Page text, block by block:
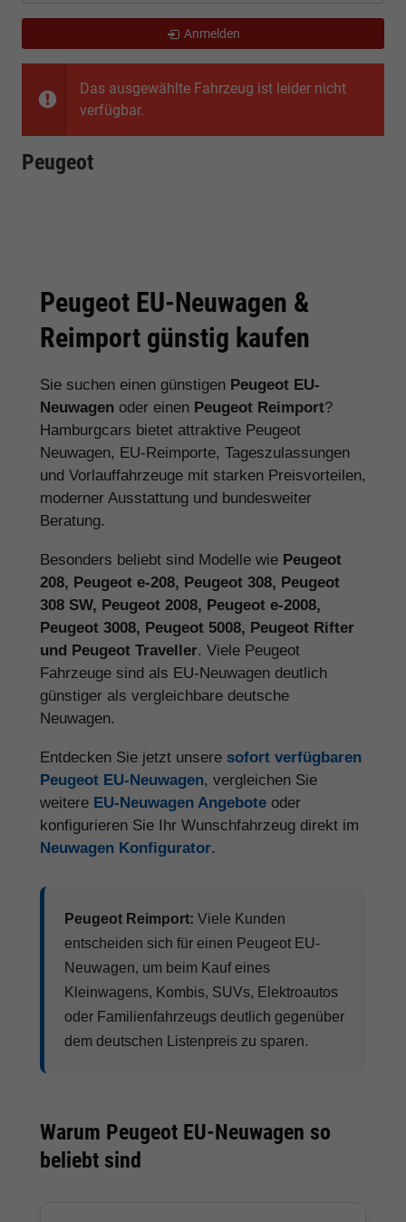
Das ausgewählte Fahrzeug ist leider nicht
verfügbar.
Peugeot
Peugeot EU-Neuwagen &
Reimport günstig kaufen
Sie suchen einen günstigen Peugeot EU-
Neuwagen oder einen Peugeot Reimport?
Hamburgcars bietet attraktive Peugeot
Neuwagen, EU-Reimporte, Tageszulassungen
und Vorlauffahrzeuge mit starken Preisvorteilen,
moderner Ausstattung und bundesweiter
Beratung.
Besonders beliebt sind Modelle wie Peugeot
208, Peugeot e-208, Peugeot 308, Peugeot
308 SW, Peugeot 2008, Peugeot e-2008,
Peugeot 3008, Peugeot 5008, Peugeot Rifter
und Peugeot Traveller. Viele Peugeot
Fahrzeuge sind als EU-Neuwagen deutlich
günstiger als vergleichbare deutsche
Neuwagen.
Entdecken Sie jetzt unsere sofort verfügbaren
Peugeot EU-Neuwagen, vergleichen Sie
weitere EU-Neuwagen Angebote oder
konfigurieren Sie Ihr Wunschfahrzeug direkt im
Neuwagen Konfigurator.
Peugeot Reimport: Viele Kunden
entscheiden sich für einen Peugeot EU-
Neuwagen, um beim Kauf eines
Kleinwagens, Kombis, SUVs, Elektroautos
oder Familienfahrzeugs deutlich gegenüber
dem deutschen Listenpreis zu sparen.
Warum Peugeot EU-Neuwagen so
beliebt sind
Anmelden